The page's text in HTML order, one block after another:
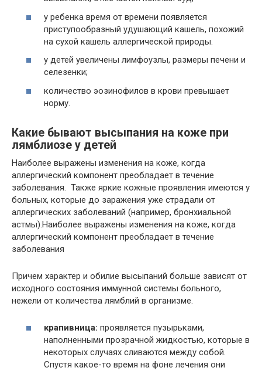
у ребенка время от времени появляется
приступообразный удушающий кашель, похожий
на сухой кашель аллергической природы.
у детей увеличены лимфоузлы, размеры печени и
селезенки;
количество эозинофилов в крови превышает
норму.
Какие бывают высыпания на коже при
лямблиозе у детей
Наиболее выражены изменения на коже, когда
аллергический компонент преобладает в течение
заболевания. Также яркие кожные проявления имеются у
больных, которые до заражения уже страдали от
аллергических заболеваний (например, бронхиальной
астмы).Наиболее выражены изменения на коже, когда
аллергический компонент преобладает в течение
заболевания
Причем характер и обилие высыпаний больше зависят от
исходного состояния иммунной системы больного,
нежели от количества лямблий в организме.
крапивница: проявляется пузырьками,
наполненными прозрачной жидкостью, которые в
некоторых случаях сливаются между собой.
Спустя какое-то время на фоне лечения они